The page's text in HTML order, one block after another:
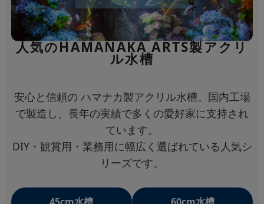
人気のHAMANAKA ARTS製アクリ
ル水槽
安心と信頼の ハマナカ製アクリル水槽。国内工場
で製造し、長年の実績で多くの愛好家に支持され
ています。
DIY・観賞用・業務用に幅広く選ばれている人気シ
リーズです。